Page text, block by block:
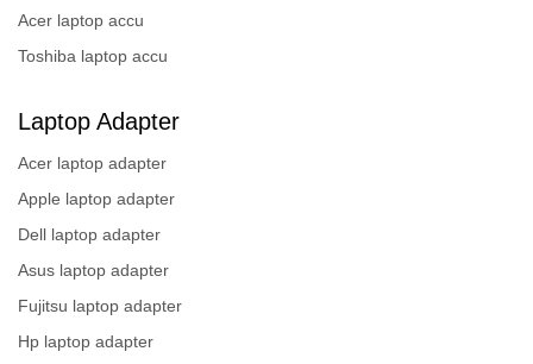
Acer laptop accu
Toshiba laptop accu
Laptop Adapter
Acer laptop adapter
Apple laptop adapter
Dell laptop adapter
Asus laptop adapter
Fujitsu laptop adapter
Hp laptop adapter